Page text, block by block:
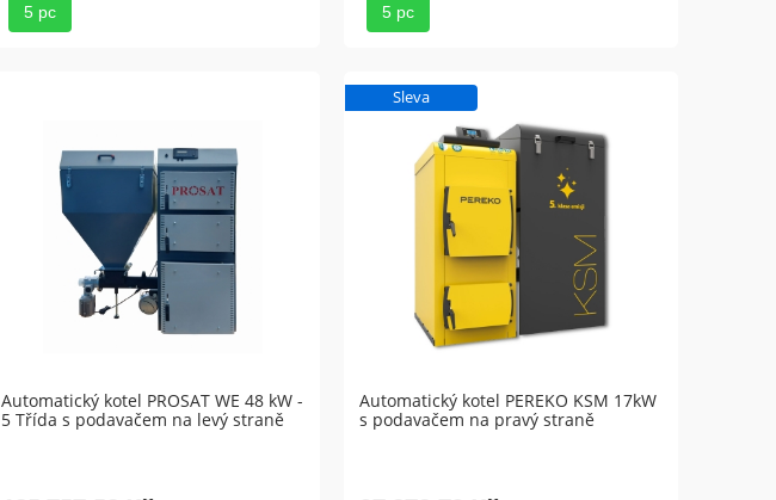
5 pc 5 pc
Automatický kotel PROSAT WE 48 kW -
5 Třída s podavačem na levý straně
Automatický kotel PEREKO KSM 17kW
s podavačem na pravý straně
Sleva